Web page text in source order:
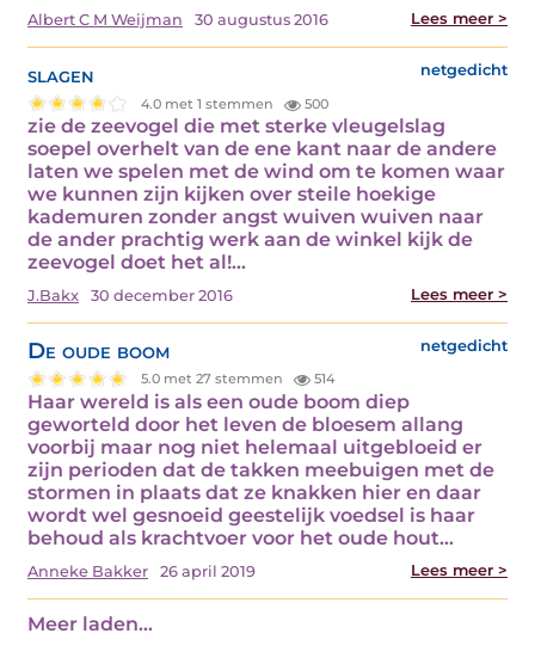
Albert C M Weijman 30 augustus 2016 Lees meer >
slagen netgedicht
4.0 met 1 stemmen 500
zie de zeevogel die met sterke vleugelslag
soepel overhelt van de ene kant naar de andere
laten we spelen met de wind om te komen waar
we kunnen zijn kijken over steile hoekige
kademuren zonder angst wuiven wuiven naar
de ander prachtig werk aan de winkel kijk de
zeevogel doet het al!…
J.Bakx 30 december 2016 Lees meer >
De oude boom netgedicht
5.0 met 27 stemmen 514
Haar wereld is als een oude boom diep
geworteld door het leven de bloesem allang
voorbij maar nog niet helemaal uitgebloeid er
zijn perioden dat de takken meebuigen met de
stormen in plaats dat ze knakken hier en daar
wordt wel gesnoeid geestelijk voedsel is haar
behoud als krachtvoer voor het oude hout…
Anneke Bakker 26 april 2019 Lees meer >
Meer laden...